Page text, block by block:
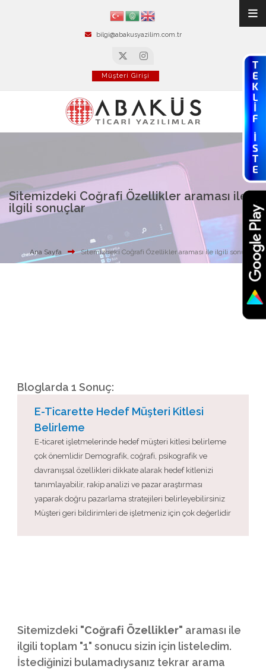
bilgi@abakusyazilim.com.tr
Müşteri Girişi
Sitemizdeki Coğrafi Özellikler araması ile
ilgili sonuçlar
Ana Sayfa Sitemizdeki Coğrafi Özellikler araması ile ilgili sonuçlar
Bloglarda 1 Sonuç:
E-Ticarette Hedef Müşteri Kitlesi
Belirleme
E-ticaret işletmelerinde hedef müşteri kitlesi belirleme
çok önemlidir Demografik, coğrafi, psikografik ve
davranışsal özellikleri dikkate alarak hedef kitlenizi
tanımlayabilir, rakip analizi ve pazar araştırması
yaparak doğru pazarlama stratejileri belirleyebilirsiniz
Müşteri geri bildirimleri de işletmeniz için çok değerlidir
Sitemizdeki "Coğrafi Özellikler" araması ile
ilgili toplam "1" sonucu sizin için listeledim.
İstediğinizi bulamadıysanız tekrar arama